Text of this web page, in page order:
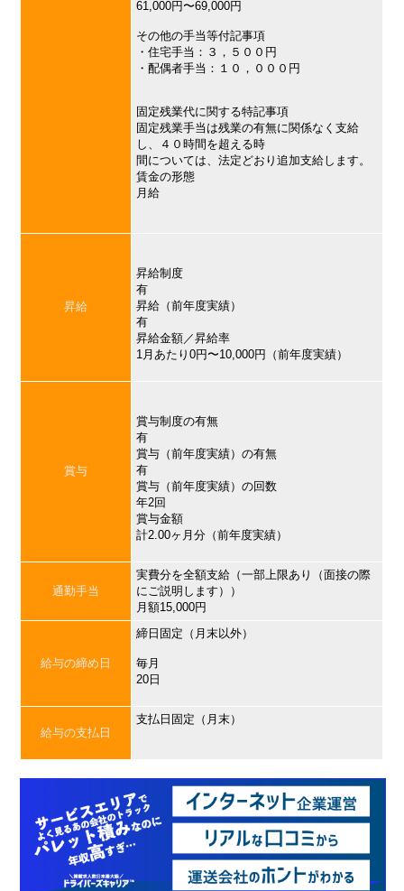
61,000円〜69,000円
その他の手当等付記事項
・住宅手当：３，５００円
・配偶者手当：１０，０００円
固定残業代に関する特記事項
固定残業手当は残業の有無に関係なく支給
し、４０時間を超える時
間については、法定どおり追加支給します。
賃金の形態
月給
昇給
昇給制度
有
昇給（前年度実績）
有
昇給金額／昇給率
1月あたり0円〜10,000円（前年度実績）
賞与
賞与制度の有無
有
賞与（前年度実績）の有無
有
賞与（前年度実績）の回数
年2回
賞与金額
計2.00ヶ月分（前年度実績）
通勤手当
実費分を全額支給（一部上限あり（面接の際
にご説明します））
月額15,000円
給与の締め日
締日固定（月末以外）
毎月
20日
給与の支払日
支払日固定（月末）